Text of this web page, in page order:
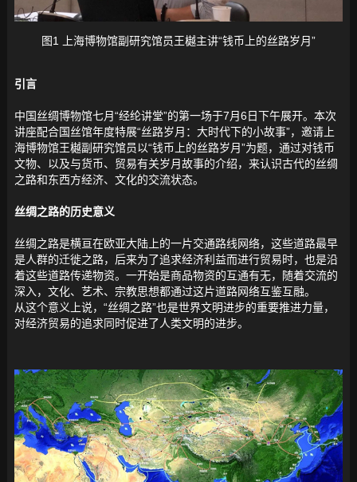
图1 上海博物馆副研究馆员王樾主讲“钱币上的丝路岁月”
引言
中国丝绸博物馆七月“经纶讲堂”的第一场于7月6日下午展开。本次
讲座配合国丝馆年度特展“丝路岁月：大时代下的小故事”，邀请上
海博物馆王樾副研究馆员以“钱币上的丝路岁月”为题，通过对钱币
文物、以及与货币、贸易有关岁月故事的介绍，来认识古代的丝绸
之路和东西方经济、文化的交流状态。
丝绸之路的历史意义
丝绸之路是横亘在欧亚大陆上的一片交通路线网络，这些道路最早
是人群的迁徙之路，后来为了追求经济利益而进行贸易时，也是沿
着这些道路传递物资。一开始是商品物资的互通有无，随着交流的
深入，文化、艺术、宗教思想都通过这片道路网络互鉴互融。
从这个意义上说，“丝绸之路”也是世界文明进步的重要推进力量，
对经济贸易的追求同时促进了人类文明的进步。